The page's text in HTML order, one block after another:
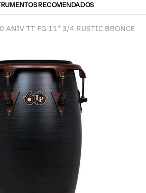
RECOMENDADOS
ANIV TT FG 11" 3/4 RUSTIC BRONCE